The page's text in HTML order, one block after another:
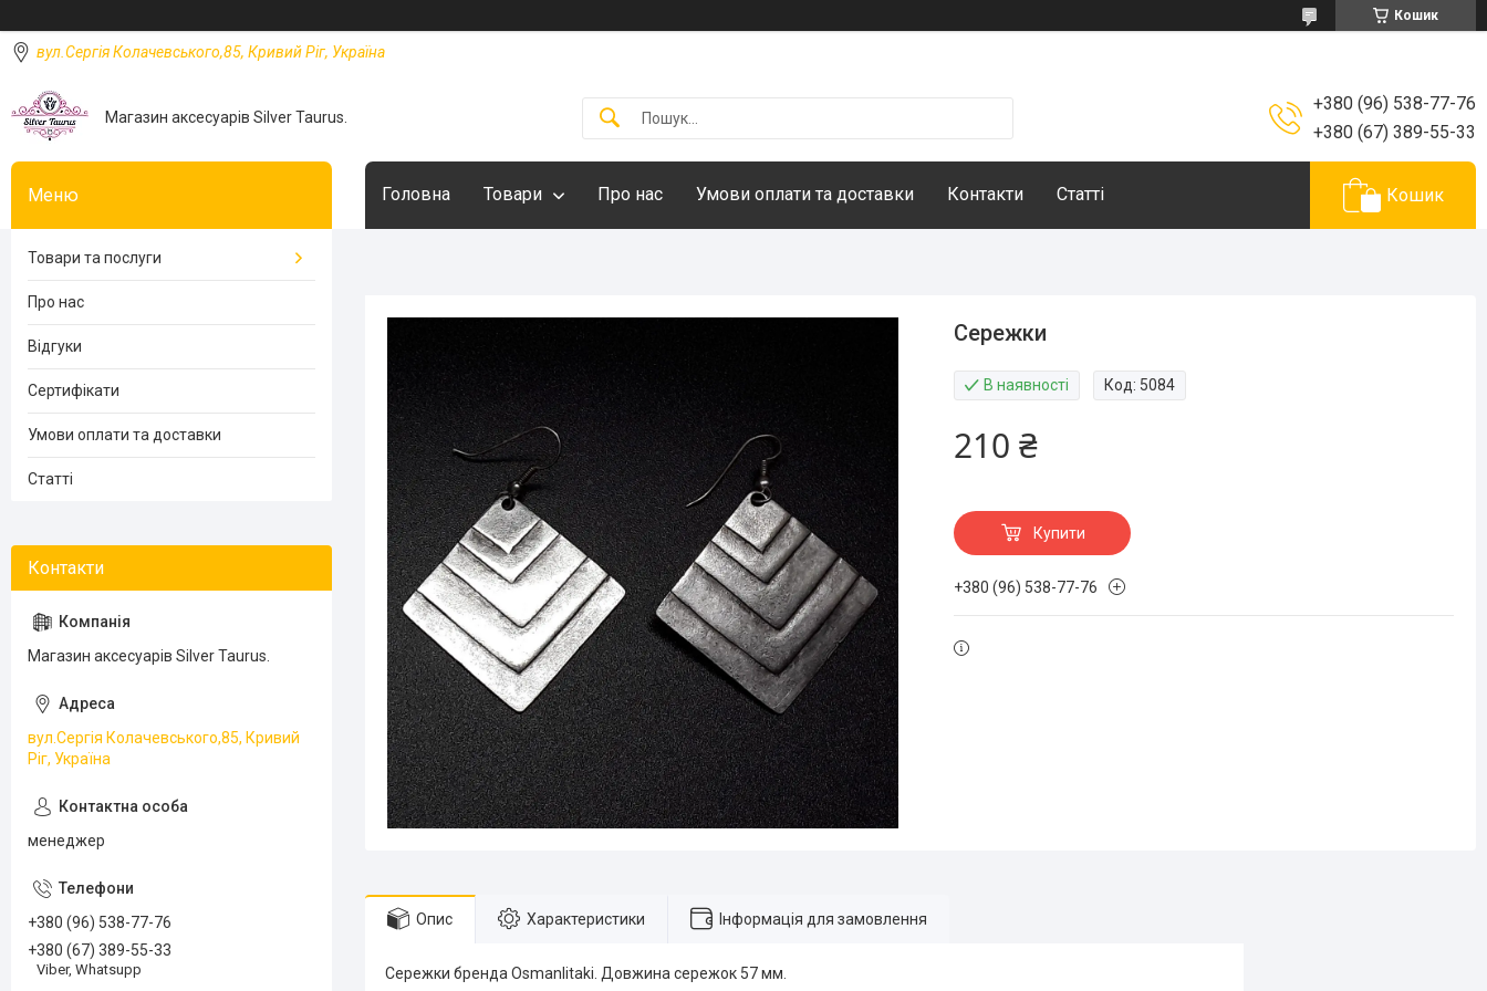
Кошик
вул.Сергія Колачевського,85, Кривий Ріг, Україна
Магазин аксесуарів Silver Taurus.
+380 (96) 538-77-76
+380 (67) 389-55-33
Головна Товари Про нас Умови оплати та доставки Контакти Статті Кошик
Сережки
В наявності Код: 5084
210 ₴
Купити
+380 (96) 538-77-76
Опис Характеристики Інформація для замовлення
Сережки бренда Osmanlitaki. Довжина сережок 57 мм.
Товари та послуги
Про нас
Відгуки
Сертифікати
Умови оплати та доставки
Статті
Магазин аксесуарів Silver Taurus.
вул.Сергія Колачевського,85, Кривий
Ріг, Україна
менеджер
+380 (96) 538-77-76
+380 (67) 389-55-33
Viber, Whatsupp